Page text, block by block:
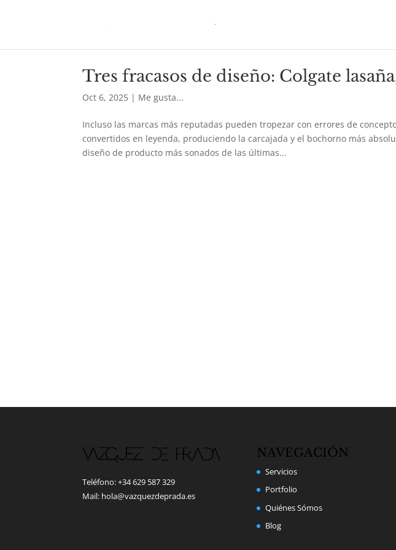
Tres fracasos de diseño: Colgate
Oct 6, 2025 | Me gusta...
Incluso las marcas más reputadas pueden tropezar con errores de
convertidos en leyenda, produciendo la carcajada y el bochorno más
diseño de producto más sonados de las últimas...
Teléfono: +34 629 587 329
Mail: hola@vazquezdeprada.es
NAVEGACIÓN
Servicios
Portfolio
Quiénes Sómos
Blog